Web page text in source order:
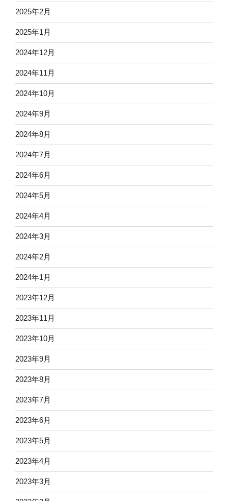
2025年2月
2025年1月
2024年12月
2024年11月
2024年10月
2024年9月
2024年8月
2024年7月
2024年6月
2024年5月
2024年4月
2024年3月
2024年2月
2024年1月
2023年12月
2023年11月
2023年10月
2023年9月
2023年8月
2023年7月
2023年6月
2023年5月
2023年4月
2023年3月